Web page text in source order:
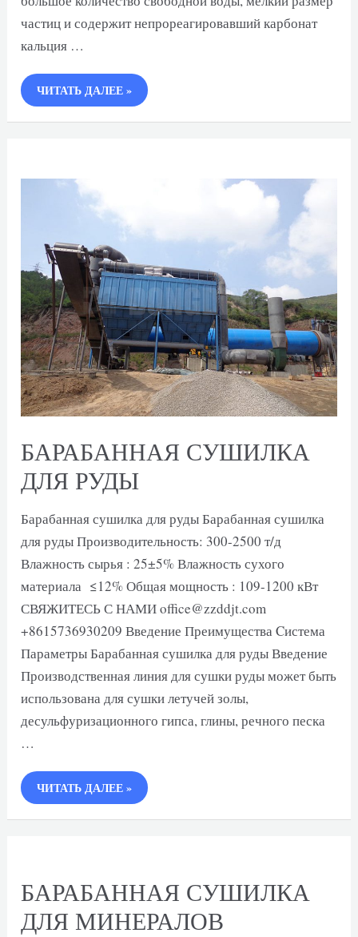
частиц и содержит непрореагировавший карбонат
кальция …
БАРАБАННАЯ
СУШИЛКА
ДЛЯ
ЧИТАТЬ ДАЛЕЕ »
БАРАБАННАЯ СУШИЛКА
ДЛЯ РУДЫ
Барабанная сушилка для руды Барабанная сушилка
для руды Производительность: 300-2500 т/д
Влажность сырья : 25±5% Влажность сухого
материала ≤12% Общая мощность : 109-1200 кВт
СВЯЖИТЕСЬ С НАМИ office@zzddjt.com
+8615736930209 Введение Преимущества Cистема
Параметры Барабанная сушилка для руды Введение
Производственная линия для сушки руды может быть
использована для сушки летучей золы,
десульфуризационного гипса, глины, речного песка
…
БАРАБАННАЯ
СУШИЛКА
ДЛЯ
ЧИТАТЬ ДАЛЕЕ »
БАРАБАННАЯ СУШИЛКА
ДЛЯ МИНЕРАЛОВ